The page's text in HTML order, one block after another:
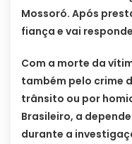
Mossoró. Após
fiança e vai
Com a morte da
também pelo crime
trânsito ou por
Brasileiro, a
durante a